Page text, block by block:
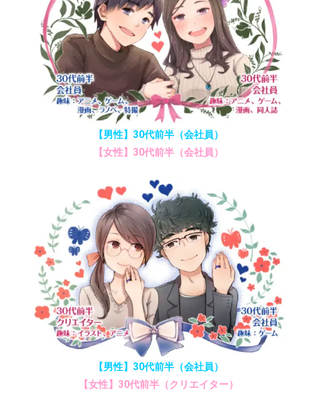
【男性】30代前半（会社員）
【女性】30代前半（会社員）
【男性】30代前半（会社員）
【女性】30代前半（クリエイター）